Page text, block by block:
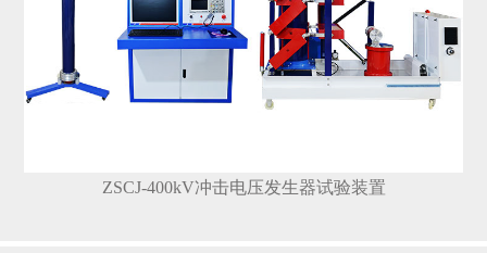
ZSCJ-400kV冲击电压发生器试验装置